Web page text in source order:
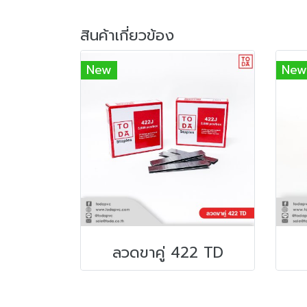
สินค้าเกี่ยวข้อง
New
ลวดขาคู่ 422 TD
New